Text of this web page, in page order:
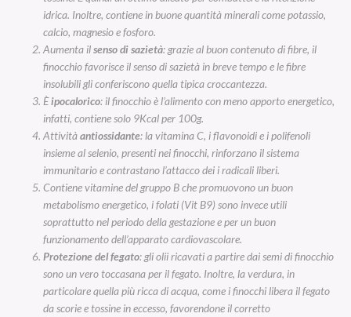
idrica. Inoltre, contiene in buone quantità minerali come potassio,
calcio, magnesio e fosforo.
Aumenta ilsenso di sazietà: grazie al buon contenuto di fibre, il
finocchio favorisce il senso di sazietà in breve tempo e le fibre
insolubili gli conferiscono quella tipica croccantezza.
Èipocalorico: il finocchio è l’alimento con meno apporto energetico,
infatti, contiene solo 9Kcal per 100g.
Attivitàantiossidante: la vitamina C, i flavonoidi e i polifenoli
insieme al selenio, presenti nei finocchi, rinforzano il sistema
immunitario e contrastano l’attacco dei i radicali liberi.
Contiene vitamine del gruppo B che promuovono un buon
metabolismo energetico, i folati (Vit B9) sono invece utili
soprattutto nel periodo della gestazione e per un buon
funzionamento dell’apparato cardiovascolare.
Protezione del fegato: gli olii ricavati a partire dai semi di finocchio
sono un vero toccasana per il fegato. Inoltre, la verdura, in
particolare quella più ricca di acqua, come i finocchi libera il fegato
da scorie e tossine in eccesso, favorendone il corretto